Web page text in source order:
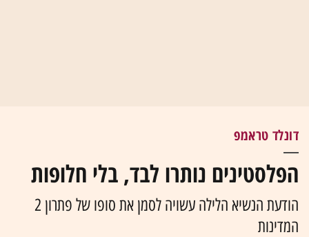
דונלד טראמפ
הפלסטינים נותרו לבד, בלי חלופות
הודעת הנשיא הלילה עשויה לסמן את סופו של פתרון 2
המדינות